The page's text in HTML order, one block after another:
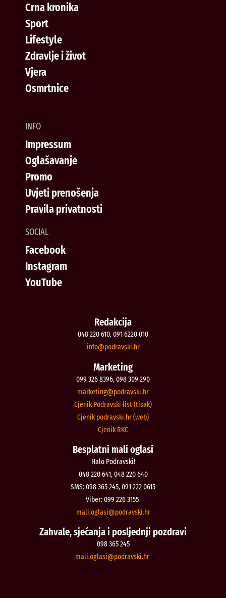
Crna kronika
Sport
Lifestyle
Zdravlje i život
Vjera
Osmrtnice
INFO
Impressum
Oglašavanje
Promo
Uvjeti prenošenja
Pravila privatnosti
SOCIAL
Facebook
Instagram
YouTube
Redakcija
048 220 610, 091 6220 010
rh.iksvardop
@ofni
Marketing
099 326 8396, 098 309 290
rh.iksvardop
@gnitekram
Cjenik Podravski list (tisak)
Cjenik podravski.hr (web)
Cjenik RKC
Besplatni mali oglasi
Halo Podravski!
048 220 641, 048 220 640
SMS: 098 365 245, 091 222 0615
Viber: 099 226 3155
rh.iksvardop
@isalgo.ilam
Zahvale, sjećanja i posljednji pozdravi
098 365 245
rh.iksvardop
@isalgo.ilam